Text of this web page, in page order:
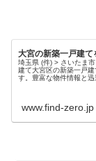
大宮の新築一戸建て
埼玉県 (件) > さいたま
建て大宮区の新築一戸
す。豊富な物件情報と迅
www.find-zero.jp